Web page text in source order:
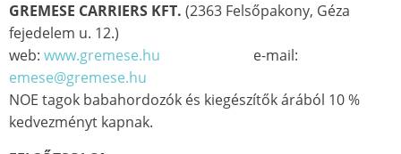
GREMESE CARRIERS KFT. (2363 Felsőpakony, Géza
fejedelem u. 12.)
web: www.gremese.hu
e-mail:
emese@gremese.hu
NOE tagok babahordozók és kiegészítők árából 10 %
kedvezményt kapnak.